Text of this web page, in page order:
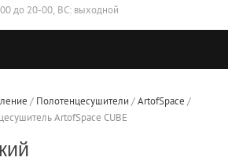
до 20-00, ВС: выходной
/ Полотенцесушители / ArtofSpace
ArtofSpace CUBE